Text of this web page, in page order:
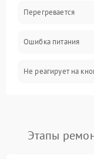
Перегревается
Ошибка питания
Не реагирует на
Этапы